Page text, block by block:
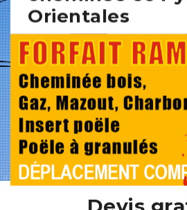
Orientales